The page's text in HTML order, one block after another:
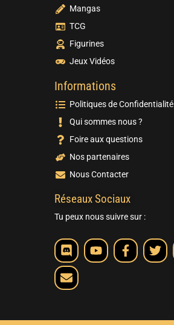
Mangas
TCG
Figurines
Jeux Vidéos
Informations
Politiques de Confidentialité
Qui sommes nous ?
Foire aux questions
Nos partenaires
Nous Contacter
Réseaux Sociaux
Tu peux nous suivre sur :